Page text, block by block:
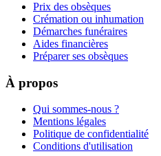
Prix des obsèques
Crémation ou inhumation
Démarches funéraires
Aides financières
Préparer ses obsèques
À propos
Qui sommes-nous ?
Mentions légales
Politique de confidentialité
Conditions d'utilisation